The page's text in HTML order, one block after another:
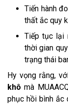
Tiến hành
thất ắc quy
Tiếp tục lại
thời gian
trạng thái
Hy vọng rằng,
khô mà
phục hồi bình ắc